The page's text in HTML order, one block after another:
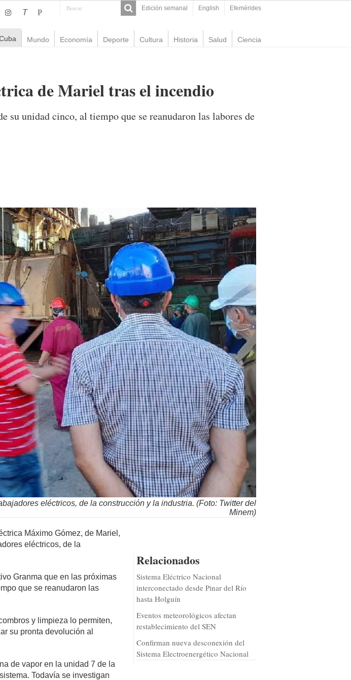
Edición semanal English Efemérides
T P
Mundo Economía Deporte Cultura Historia Salud Ciencia
de Mariel tras el incendio
su unidad cinco, al tiempo que se reanudaron las labores de
eléctricos, de la construcción y la industria. (Foto: Twitter del
Minem)
Relacionados
Sistema Eléctrico Nacional
interconectado desde Pinar del Río
hasta Holguín
Eventos meteorológicos afectan
restablecimiento del SEN
Confirman nueva desconexión del
Sistema Electroenergético Nacional
Máximo Gómez, de Mariel,
eléctricos, de la
Granma que en las próximas
que se reanudaron las
y limpieza lo permiten,
su pronta devolución al
de vapor en la unidad 7 de la
Todavía se investigan